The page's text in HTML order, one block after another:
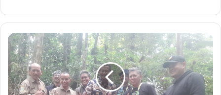
T
h
u
r
a